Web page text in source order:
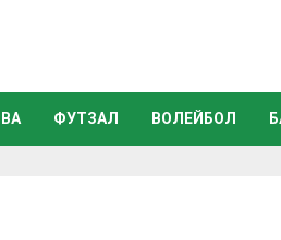
ФУТЗАЛ ВОЛЕЙБОЛ